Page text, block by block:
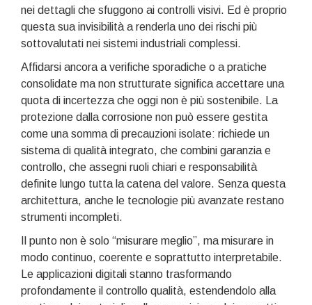
nei dettagli che sfuggono ai controlli visivi. Ed è proprio
questa sua invisibilità a renderla uno dei rischi più
sottovalutati nei sistemi industriali complessi.
Affidarsi ancora a verifiche sporadiche o a pratiche
consolidate ma non strutturate significa accettare una
quota di incertezza che oggi non è più sostenibile. La
protezione dalla corrosione non può essere gestita
come una somma di precauzioni isolate: richiede un
sistema di qualità integrato, che combini garanzia e
controllo, che assegni ruoli chiari e responsabilità
definite lungo tutta la catena del valore. Senza questa
architettura, anche le tecnologie più avanzate restano
strumenti incompleti.
Il punto non è solo “misurare meglio”, ma misurare in
modo continuo, coerente e soprattutto interpretabile.
Le applicazioni digitali stanno trasformando
profondamente il controllo qualità, estendendolo alla